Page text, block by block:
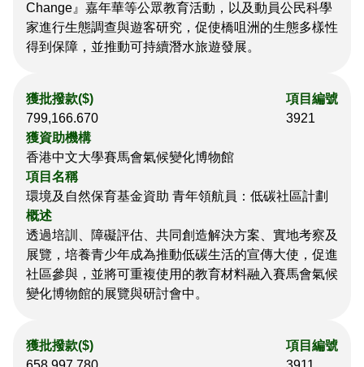
獲批准年度
排序方式
Change』嘉年華等公眾教育活動，以及動員公民科學
家進行生態調查與遊客研究，促使橋咀洲的生態多樣性
得到保障，並推動可持續潛水旅遊發展。
獲批撥款($)
799,166.670
項目編號
3921
獲資助機構
香港中文大學賽馬會氣候變化博物館
項目名稱
環境及自然保育基金資助 青年領航員：低碳社區計劃
概述
透過培訓、障礙評估、共同創造解決方案、實地考察及
展覽，培養青少年成為推動低碳生活的宣傳大使，促進
社區參與，並將可重複使用的教育材料融入賽馬會氣候
變化博物館的展覽與研討會中。
獲批撥款($)
項目編號